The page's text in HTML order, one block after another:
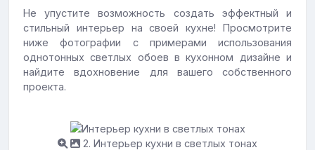
Не упустите возможность создать эффектный и
стильный интерьер на своей кухне! Просмотрите
ниже фотографии с примерами использования
однотонных светлых обоев в кухонном дизайне и
найдите вдохновение для вашего собственного
проекта.
2. Интерьер кухни в светлых тонах